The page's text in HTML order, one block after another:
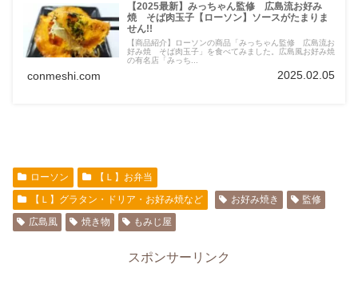
【2025最新】みっちゃん監修 広島流お好み
焼 そば肉玉子【ローソン】ソースがたまりま
せん!!
【商品紹介】ローソンの商品「みっちゃん監修 広島流お
好み焼 そば肉玉子」を食べてみました。広島風お好み焼
の有名店「みっち...
conmeshi.com 2025.02.05
ローソン
【Ｌ】お弁当
【Ｌ】グラタン・ドリア・お好み焼など
お好み焼き
監修
広島風
焼き物 もみじ屋
スポンサーリンク